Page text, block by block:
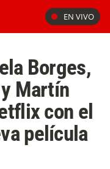
EN VIVO
Borges,
Martín
con el
película